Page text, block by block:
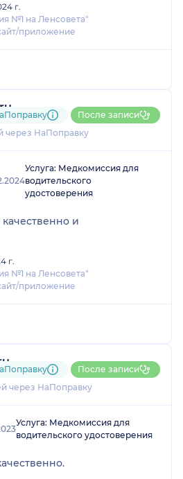
г.
№1 на Ленсовета"
приложение
через НаПоправку
После записи
Услуга: Медкомиссия для
водительского
удостоверения
и
г.
№1 на Ленсовета"
приложение
через НаПоправку
После записи
Услуга: Медкомиссия для
водительского удостоверения